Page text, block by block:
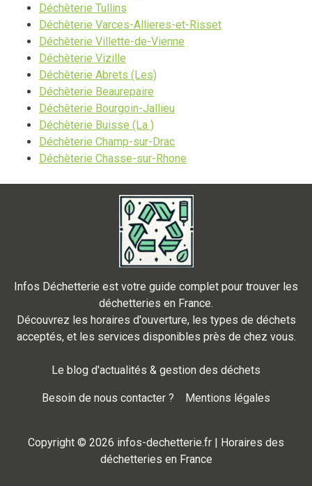
Déchèterie Tullins
Déchèterie Varces-Allieres-et-Risset
Déchèterie Villette-de-Vienne
Déchèterie Vizille
Déchèterie Abrets (Les)
Déchèterie Beaurepaire
Déchèterie Bourgoin-Jallieu
Déchèterie Buisse (La )
Déchèterie Champ-sur-Drac
Déchèterie Chasse-sur-Rhone
Infos Déchetterie est votre guide complet pour trouver les
déchetteries en France.
Découvrez les horaires d'ouverture, les types de déchets
acceptés, et les services disponibles près de chez vous.
Le blog d'actualités & gestion des déchets
Besoin de nous contacter ? Mentions légales
Copyright © 2026 infos-dechetterie.fr | Horaires des
déchetteries en France